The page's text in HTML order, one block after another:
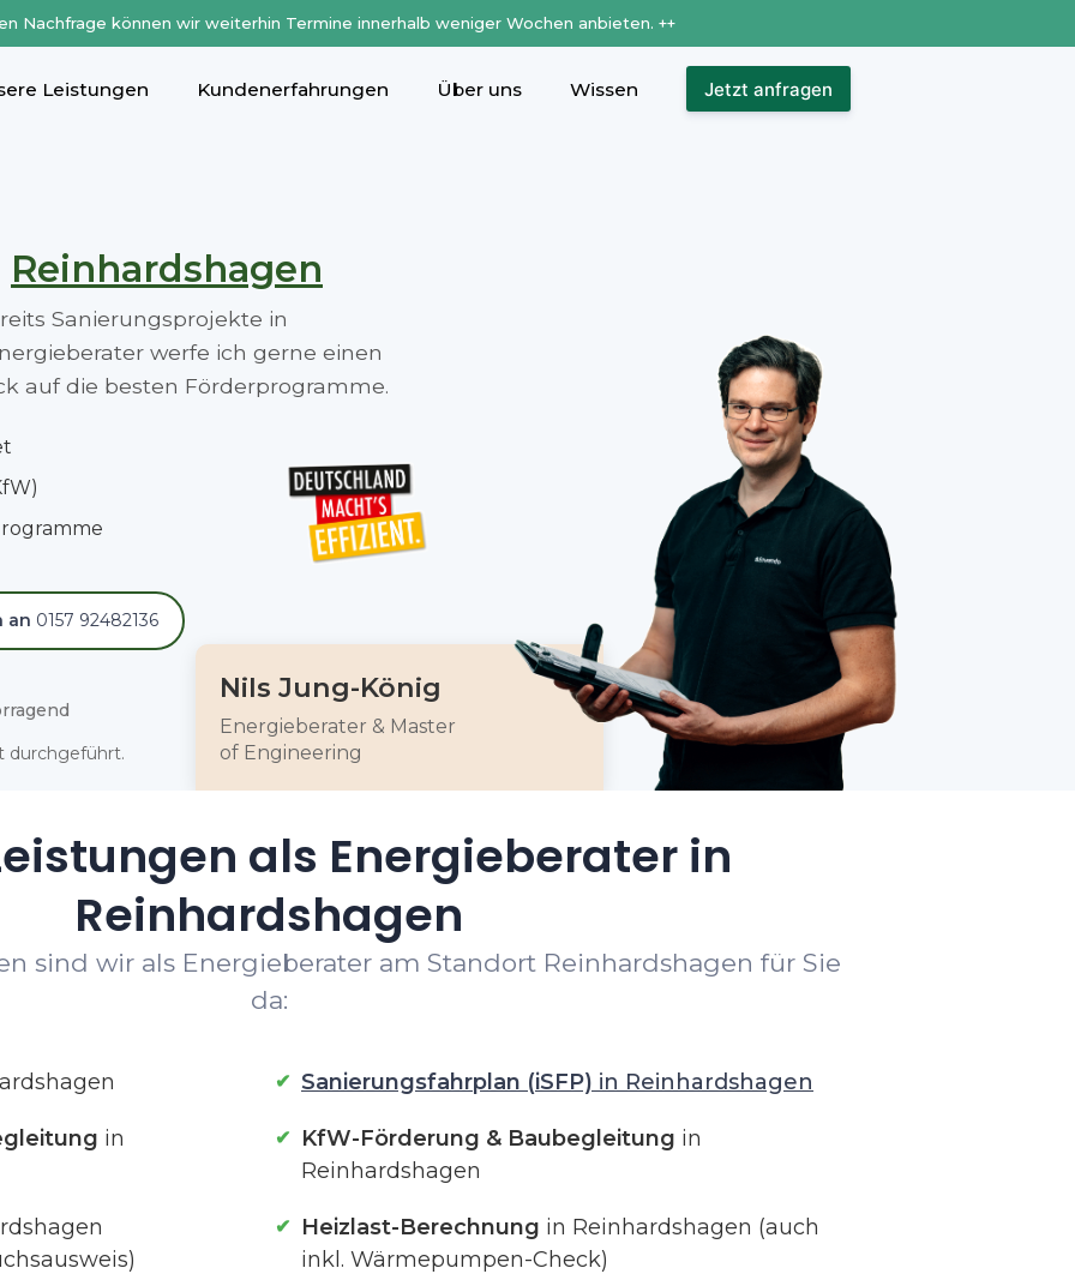
Nachfrage können wir weiterhin Termine innerhalb weniger Wochen anbieten. ++
Leistungen Kundenerfahrungen Über uns Wissen Jetzt anfragen
Reinhardshagen
Sanierungsprojekte in
werfe ich gerne einen
auf die besten Förderprogramme.
an 0157 92482136
durchgeführt.
Nils Jung-König
Energieberater & Master
of Engineering
als Energieberater in
Reinhardshagen
sind wir als Energieberater am Standort Reinhardshagen für Sie
da:
Sanierungsfahrplan (iSFP) in Reinhardshagen
in KfW-Förderung & Baubegleitung in
Reinhardshagen
Heizlast-Berechnung in Reinhardshagen (auch
inkl. Wärmepumpen-Check)